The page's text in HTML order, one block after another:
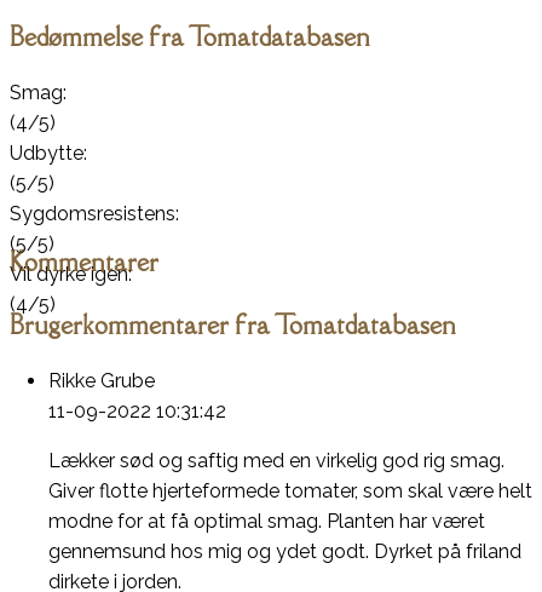
Bedømmelse fra Tomatdatabasen
Smag:
(4/5)
Udbytte:
(5/5)
Sygdomsresistens:
(5/5)
Vil dyrke igen:
(4/5)
Kommentarer
Brugerkommentarer fra Tomatdatabasen
Rikke Grube
11-09-2022 10:31:42
Lækker sød og saftig med en virkelig god rig smag.
Giver flotte hjerteformede tomater, som skal være helt
modne for at få optimal smag. Planten har været
gennemsund hos mig og ydet godt. Dyrket på friland
dirkete i jorden.